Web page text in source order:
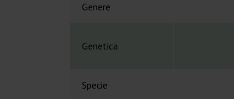
Genere
Genetica
Specie